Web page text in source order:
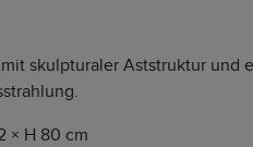
skulpturaler Aststruktur und
× H 80 cm